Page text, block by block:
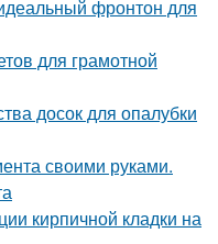
фронтон для
для грамотной
досок для опалубки
своими руками.
кирпичной кладки на